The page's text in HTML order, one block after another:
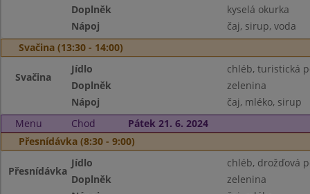
Doplněk
kyselá okurka
Nápoj
čaj, sirup, voda
Svačina (13:30 - 14:00)
Svačina
Jídlo
chléb, turistická
Doplněk
zelenina
Nápoj
čaj, mléko, sirup
Menu
Chod
Pátek 21. 6. 2024
Přesnídávka (8:30 - 9:00)
Přesnídávka
Jídlo
chléb, drožďová
Doplněk
zelenina